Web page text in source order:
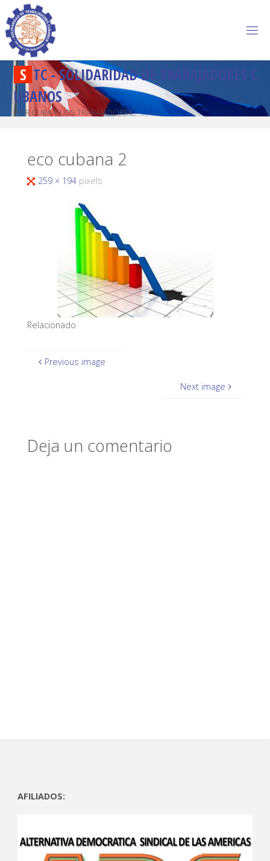
S TC-SOLIDARIDADD R A BAJADORES C
U BANOS
POR CUBA Y LOS TRABAJADORES
eco cubana 2
259 × 194 pixels
Relacionado
Previous image
Next image
Deja un comentario
AFILIADOS: